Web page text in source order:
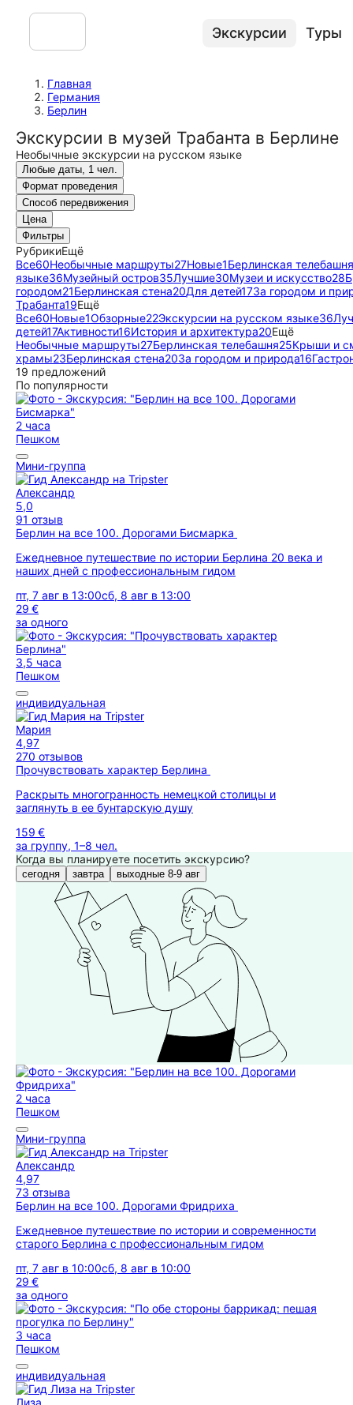
Экскурсии Туры
Главная
Германия
Берлин
Экскурсии в музей Трабанта в Берлине
Необычные экскурсии на русском языке
Любые даты, 1 чел.
Формат проведения
Способ передвижения
Цена
Фильтры
РубрикиЕщё
Все60Необычные маршруты27Новые1Берлинская телебашня
языке36Музейный остров35Лучшие30Музеи и искусство28
городом21Берлинская стена20Для детей17За городом и
Трабанта19Ещё
Все60Новые1Обзорные22Экскурсии на русском языке36
детей17Активности16История и архитектура20Ещё
Необычные маршруты27Берлинская телебашня25Крыши и
храмы23Берлинская стена20За городом и природа16
19 предложений
По популярности
2 часа
Пешком
Мини-группа
Александр
5,0
91 отзыв
Берлин на все 100. Дорогами Бисмарка
Ежедневное путешествие по истории Берлина 20 века и
наших дней с профессиональным гидом
пт, 7 авг в 13:00сб, 8 авг в 13:00
29 €
за одного
3,5 часа
Пешком
индивидуальная
Мария
4,97
270 отзывов
Прочувствовать характер Берлина
Раскрыть многогранность немецкой столицы и
заглянуть в ее бунтарскую душу
159 €
за группу, 1–8 чел.
Когда вы планируете посетить экскурсию?
сегодня завтра выходные 8-9 авг
2 часа
Пешком
Мини-группа
Александр
4,97
73 отзыва
Берлин на все 100. Дорогами Фридриха
Ежедневное путешествие по истории и современности
старого Берлина с профессиональным гидом
пт, 7 авг в 10:00сб, 8 авг в 10:00
29 €
за одного
3 часа
Пешком
индивидуальная
Лиза